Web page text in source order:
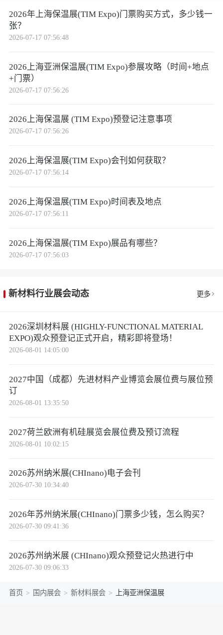
2026年上海保温展(TIM Expo)门票购买方式，多少钱一
张？
2026-07-17 07:56:48
2026上海亚洲保温展(TIM Expo)参展攻略（时间+地点
+门票）
2026-07-17 07:56:26
2026上海保温展 (TIM Expo)预登记注意事项
2026-07-17 07:56:26
2026上海保温展(TIM Expo)会刊如何获取？
2026-07-17 07:56:14
2026上海保温展(TIM Expo)时间表及地点
2026-07-17 07:56:11
2026上海保温展(TIM Expo)展品有哪些？
2026-07-17 07:56:03
新材料行业展会动态 更多
2026深圳材料展 (HIGHLY-FUNCTIONAL MATERIAL
EXPO)观众预登记正式开启，精彩即将登场！
2026-08-01 14:05:00
2027中国（成都）先进材料产业博览会展位费与展位预
订
2026-08-01 13:35:50
2027荷兰欧洲有机硅展览会展位费及预订流程
2026-08-01 10:02:15
2026苏州纳米展(CHInano)电子会刊
2026-07-30 10:34:40
2026年苏州纳米展(CHInano)门票多少钱，怎么购买？
2026-07-30 09:41:36
2026苏州纳米展 (CHInano)观众预登记火热进行中
2026-07-30 09:06:33
首页 > 国内展会 > 新材料展会 > 上海亚洲保温展